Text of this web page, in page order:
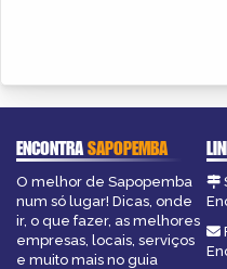
ENCONTRASAPOPEMBA
O melhor de Sapopemba
num só lugar! Dicas, onde
ir, o que fazer, as melhores
empresas, locais, serviços
e muito mais no guia